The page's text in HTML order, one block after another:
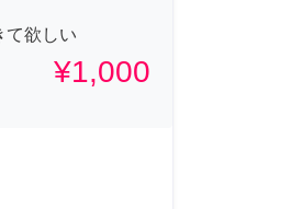
て欲しい
¥1,000